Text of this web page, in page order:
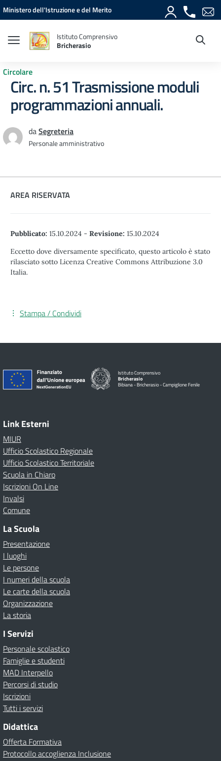
Vai ai contenuti
Vai al menu di navigazione
Vai al footer
Ministero dell'Istruzione e del Merito
Istituto Comprensivo
Bricherasio
Circolare
Circ. n. 51 Trasmissione moduli
programmazioni annuali.
daSegreteria
Personale amministrativo
AREA RISERVATA
Pubblicato: 15.10.2024 - Revisione: 15.10.2024
Eccetto dove diversamente specificato, questo articolo è stato
rilasciato sotto Licenza Creative Commons Attribuzione 3.0
Italia.
Stampa / Condividi
Istituto Comprensivo
Bricherasio
Bibiana - Bricherasio - Campiglione Fenile
Link Esterni
MIUR
Ufficio Scolastico Regionale
Ufficio Scolastico Territoriale
Scuola in Chiaro
Iscrizioni On Line
Invalsi
Comune
La Scuola
Presentazione
I luoghi
Le persone
I numeri della scuola
Le carte della scuola
Organizzazione
La storia
I Servizi
Personale scolastico
Famiglie e studenti
MAD Interpello
Percorsi di studio
Iscrizioni
Tutti i servizi
Didattica
Offerta Formativa
Protocollo accoglienza Inclusione